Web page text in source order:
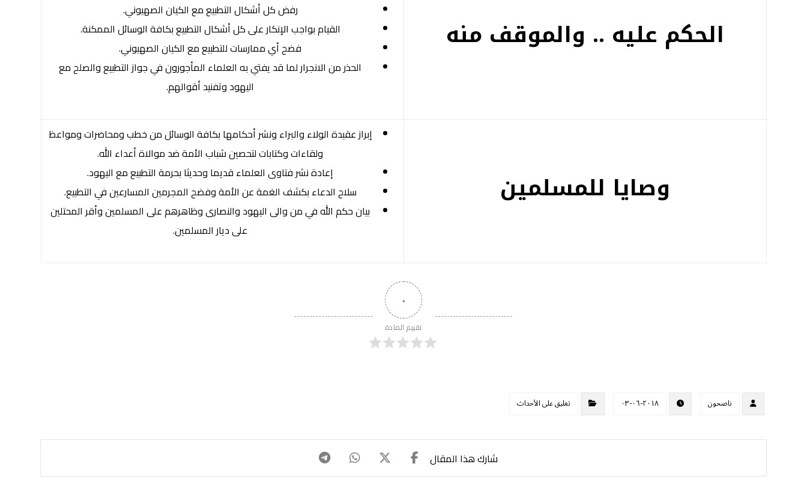
الحكم عليه .. والموقف منه
رفض كل أشكال التطبيع مع الكيان الصهيوني.
القيام بواجب الإنكار على كل أشكال التطبيع بكافة الوسائل الممكنة.
فضح أي ممارسات للتطبيع مع الكيان الصهيوني.
الحذر من الانجرار لما قد يفتي به العلماء المأجورون في جواز التطبيع والصلح مع
اليهود وتفنيد أقوالهم.
وصايا للمسلمين
إبراز عقيدة الولاء والبراء ونشر أحكامها بكافة الوسائل من خطب ومحاضرات ومواعظ
ولقاءات وكتابات لتحصين شباب الأمة ضد موالاة أعداء الله.
إعادة نشر فتاوى العلماء قديما وحديثا بحرمة التطبيع مع اليهود.
سلاح الدعاء بكشف الغمة عن الأمة وفضح المجرمين المسارعين في التطبيع.
بيان حكم الله في من والى اليهود والنصارى وظاهرهم على المسلمين وأقر المحتلين
على ديار المسلمين.
٠
تقييم المادة
ناصحون ٢٠١٨-٠٦-٠٣ تعليق على الأحداث